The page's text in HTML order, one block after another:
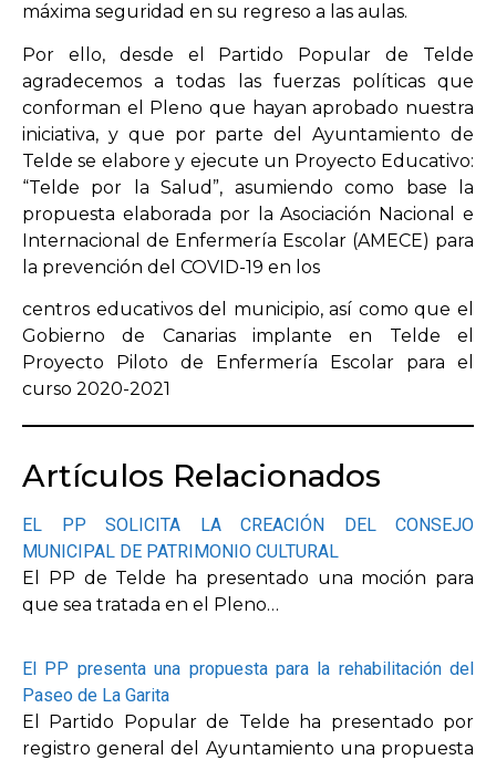
máxima seguridad en su regreso a las aulas.
Por ello, desde el Partido Popular de Telde
agradecemos a todas las fuerzas políticas que
conforman el Pleno que hayan aprobado nuestra
iniciativa, y que por parte del Ayuntamiento de
Telde se elabore y ejecute un Proyecto Educativo:
“Telde por la Salud”, asumiendo como base la
propuesta elaborada por la Asociación Nacional e
Internacional de Enfermería Escolar (AMECE) para
la prevención del COVID-19 en los
centros educativos del municipio, así como que el
Gobierno de Canarias implante en Telde el
Proyecto Piloto de Enfermería Escolar para el
curso 2020-2021
Artículos Relacionados
EL PP SOLICITA LA CREACIÓN DEL CONSEJO
MUNICIPAL DE PATRIMONIO CULTURAL
El PP de Telde ha presentado una moción para
que sea tratada en el Pleno…
El PP presenta una propuesta para la rehabilitación del
Paseo de La Garita
El Partido Popular de Telde ha presentado por
registro general del Ayuntamiento una propuesta